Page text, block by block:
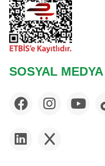
SOSYAL MEDYA